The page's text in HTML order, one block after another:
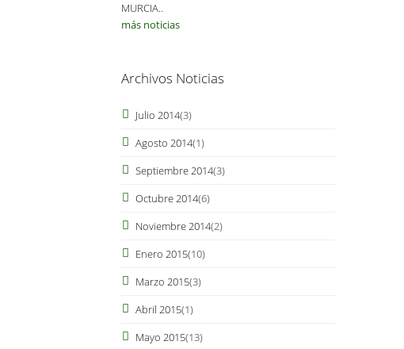
MURCIA..
más noticias
Archivos Noticias
Julio 2014(3)
Agosto 2014(1)
Septiembre 2014(3)
Octubre 2014(6)
Noviembre 2014(2)
Enero 2015(10)
Marzo 2015(3)
Abril 2015(1)
Mayo 2015(13)